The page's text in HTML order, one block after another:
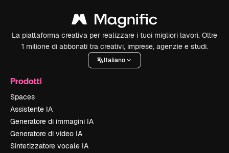
La piattaforma creativa per realizzare i tuoi migliori lavori. Oltre
1 milione di abbonati tra creativi, imprese, agenzie e studi.
Italiano
Prodotti
Spaces
Assistente IA
Generatore di immagini IA
Generatore di video IA
Sintetizzatore vocale IA